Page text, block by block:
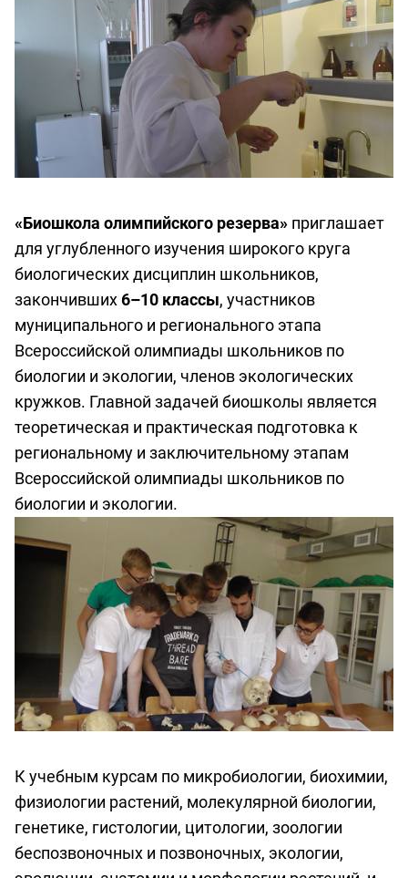
«Биошкола олимпийского резерва» приглашает
для углубленного изучения широкого круга
биологических дисциплин школьников,
закончивших6–10 классы, участников
муниципального и регионального этапа
Всероссийской олимпиады школьников по
биологии и экологии, членов экологических
кружков. Главной задачей биошколы является
теоретическая и практическая подготовка к
региональному и заключительному этапам
Всероссийской олимпиады школьников по
биологии и экологии.
К учебным курсам по микробиологии, биохимии,
физиологии растений, молекулярной биологии,
генетике, гистологии, цитологии, зоологии
беспозвоночных и позвоночных, экологии,